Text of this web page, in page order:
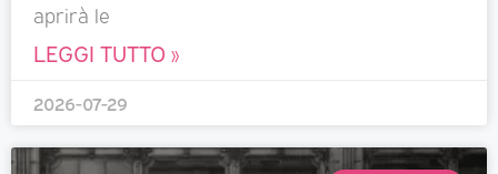
aprirà le
LEGGI TUTTO »
2026-07-29